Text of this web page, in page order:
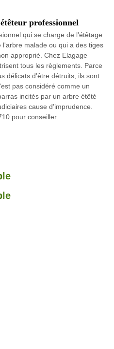
professionnel
qui se charge de l'étêtage
malade ou qui a des tiges
approprié. Chez Elagage
tous les règlements. Parce
délicats d’être détruits, ils sont
pas considéré comme un
incités par un arbre étêté
cause d’imprudence.
pour conseiller.